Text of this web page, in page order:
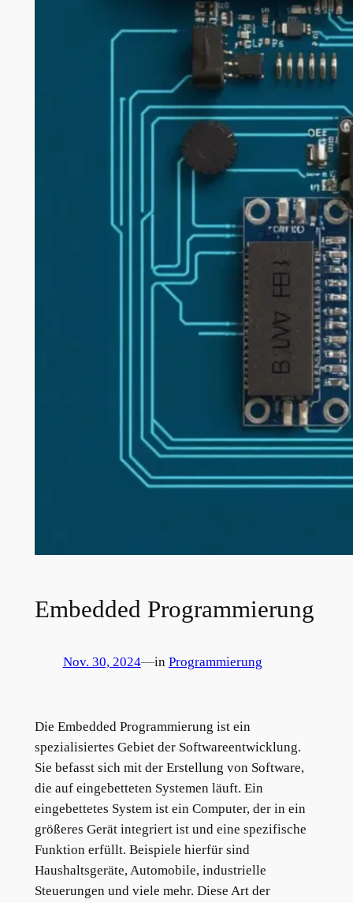
Embedded Programmierung
Nov. 30, 2024—in Programmierung
Die Embedded Programmierung ist ein
spezialisiertes Gebiet der Softwareentwicklung.
Sie befasst sich mit der Erstellung von Software,
die auf eingebetteten Systemen läuft. Ein
eingebettetes System ist ein Computer, der in ein
größeres Gerät integriert ist und eine spezifische
Funktion erfüllt. Beispiele hierfür sind
Haushaltsgeräte, Automobile, industrielle
Steuerungen und viele mehr. Diese Art der